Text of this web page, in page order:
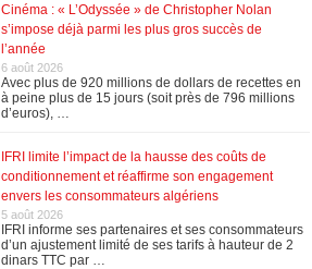
Cinéma : « L’Odyssée » de Christopher Nolan
s’impose déjà parmi les plus gros succès de
l’année
6 août 2026
Avec plus de 920 millions de dollars de recettes en
à peine plus de 15 jours (soit près de 796 millions
d’euros), …
IFRI limite l’impact de la hausse des coûts de
conditionnement et réaffirme son engagement
envers les consommateurs algériens
5 août 2026
IFRI informe ses partenaires et ses consommateurs
d’un ajustement limité de ses tarifs à hauteur de 2
dinars TTC par …